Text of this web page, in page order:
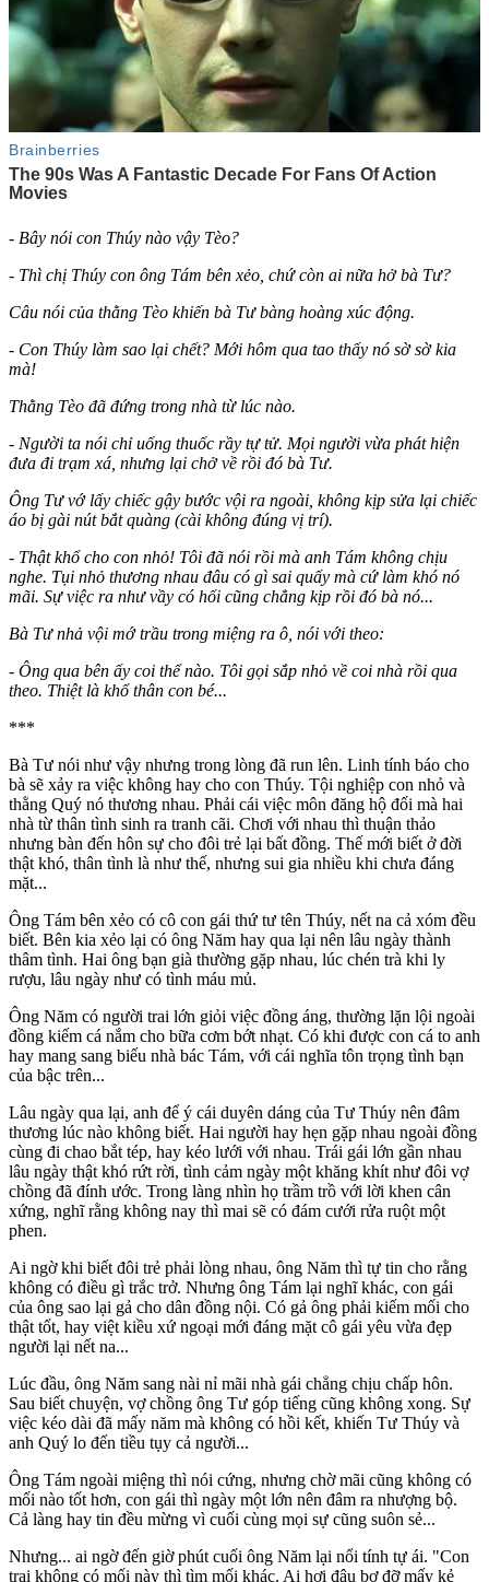
- Bây nói con Thúy nào vậy Tèo?
- Thì chị Thúy con ông Tám bên xẻo, chứ còn ai nữa hở bà Tư?
Câu nói của thằng Tèo khiến bà Tư bàng hoàng xúc động.
- Con Thúy làm sao lại chết? Mới hôm qua tao thấy nó sờ sờ kia
mà!
Thằng Tèo đã đứng trong nhà từ lúc nào.
- Người ta nói chỉ uống thuốc rầy t‌ּự t‌ּử. Mọi người vừa phát hiện
đưa đi trạm xá, nhưng lại chở về rồi đó bà Tư.
Ông Tư vớ lấy chiếc gậy bước vội ra ngoài, không kịp sửa lại chiếc
áo bị gài nút bắt quàng (cài không đúng vị trí).
- Thật khổ cho con nhỏ! Tôi đã nói rồi mà anh Tám không chịu
nghe. Tụi nhỏ thương nhau đâu có gì sai quấy mà cứ làm khó nó
mãi. Sự việc ra như vầy có hối cũng chẳng kịp rồi đó bà nó...
Bà Tư nhả vội mớ trầu trong miệng ra ô, nói với theo:
- Ông qua bên ấy coi thể nào. Tôi gọi sắp nhỏ về coi nhà rồi qua
theo. Thiệt là khổ thân con bé...
***
Bà Tư nói như vậy nhưng trong lòng đã run lên. Linh tính báo cho
bà sẽ xảy ra việc không hay cho con Thúy. Tội nghiệp con nhỏ và
thằng Quý nó thương nhau. Phải cái việc môn đăng hộ đối mà hai
nhà từ thân tình sinh ra tranh cãi. Chơi với nhau thì thuận thảo
nhưng bàn đến hôn sự cho đôi trẻ lại bất đồng. Thế mới biết ở đời
thật khó, thân tình là như thế, nhưng sui gia nhiều khi chưa đáng
mặt...
Ông Tám bên xẻo có cô con gái thứ tư tên Thúy, nết na cả xóm đều
biết. Bên kia xẻo lại có ông Năm hay qua lại nên lâu ngày thành
thâm tình. Hai ông bạn già thường gặp nhau, lúc chén trà khi ly
rượu, lâu ngày như có tình máu mủ.
Ông Năm có người trai lớn giỏi việc đồng áng, thường lặn lội ngoài
đồng kiếm cá nắm cho bữa cơm bớt nhạt. Có khi được con cá to anh
hay mang sang biếu nhà bác Tám, với cái nghĩa tôn trọng tình bạn
của bậc trên...
Lâu ngày qua lại, anh để ý cái duyên dáng của Tư Thúy nên đâm
thương lúc nào không biết. Hai người hay hẹn gặp nhau ngoài đồng
cùng đi chao bắt tép, hay kéo lưới với nhau. Trái gái lớn gần nhau
lâu ngày thật khó rứt rời, tình cảm ngày một khăng khít như đôi vợ
chồng đã đính ước. Trong làng nhìn họ trầm trồ với lời khen cân
xứng, nghĩ rằng không nay thì mai sẽ có đám cưới rửa ruột một
phen.
Ai ngờ khi biết đôi trẻ phải lòng nhau, ông Năm thì tự tin cho rằng
không có điều gì trắc trở. Nhưng ông Tám lại nghĩ khác, con gái
của ông sao lại gả cho dân đồng nội. Có gả ông phải kiếm mối cho
thật tốt, hay việt kiều xứ ngoại mới đáng mặt cô gái yêu vừa đẹp
người lại nết na...
Lúc đầu, ông Năm sang nài nỉ mãi nhà gái chẳng chịu chấp hôn.
Sau biết chuyện, vợ chồng ông Tư góp tiếng cũng không xong. Sự
việc kéo dài đã mấy năm mà không có hồi kết, khiến Tư Thúy và
anh Quý lo đến tiều tụy cả người...
Ông Tám ngoài miệng thì nói cứng, nhưng chờ mãi cũng không có
mối nào tốt hơn, con gái thì ngày một lớn nên đâm ra nhượng bộ.
Cả làng hay tin đều mừng vì cuối cùng mọi sự cũng suôn sẻ...
Nhưng... ai ngờ đến giờ phút cuối ông Năm lại nổi tính tự ái. "Con
trai không có mối này thì tìm mối khác. Ai hơi đâu bợ đỡ mấy kẻ